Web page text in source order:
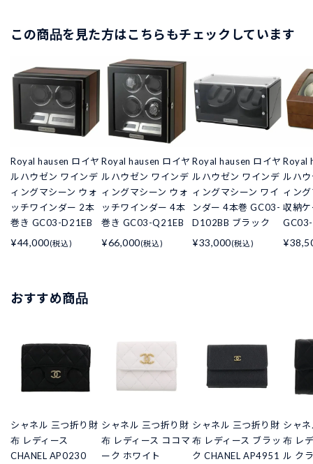
この商品を見た方はこちらもチェックしています
Royal hausen ロイヤ
ルハウゼン ワインデ
ィングマシーン ウォ
ッチワインダー 2本
巻き GC03-D21EB
¥44,000(税込)
Royal hausen ロイヤ
ルハウゼン ワインデ
ィングマシーン ウォ
ッチワインダー 4本
巻き GC03-Q21EB
¥66,000(税込)
Royal hausen ロイヤ
ルハウゼン ワインデ
ィングマシーン ワイ
ンダー 4本巻 GC03-
D102BB ブラック
¥33,000(税込)
Royal
ルハ
ィン
収納
おすすめ商品
シャネル 三つ折り財
布 レディース
CHANEL AP0230
シャネル 三つ折り財
布 レディース ココマ
ーク ホワイト
シャネル 三つ折り財
布 レディース ブラッ
ク CHANEL AP4951
シャ
布 レ
ル ク